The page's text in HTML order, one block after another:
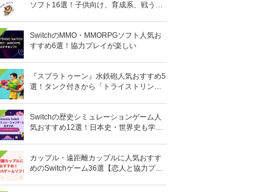
ソフト16選！子供向け、育成系、戦う格
SwitchのMMO・MMORPGソフト人気お
すすめ6選！協力プレイが楽しい
『スプラトゥーン』水鉄砲人気おすすめ5
選！タンク付きから「トライストリンガ
Switchの歴史シミュレーションゲーム人
気おすすめ12選！日本史・世界史も学べ
カップル・遠距離カップルに人気おすす
めのSwitchゲーム36選【恋人と協力プレ